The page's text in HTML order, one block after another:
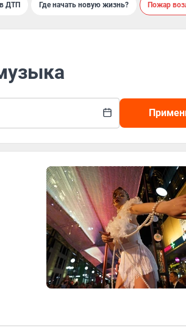
ДТП Где начать новую жизнь? Пожар